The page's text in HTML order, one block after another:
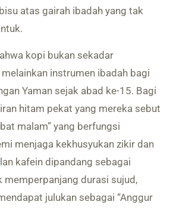
atas gairah ibadah yang tak
kopi bukan sekadar
instrumen ibadah bagi
Yaman sejak abad ke-15. Bagi
hitam pekat yang mereka sebut
malam” yang berfungsi
menjaga kekhusyukan zikir dan
kafein dipandang sebagai
memperpanjang durasi sujud,
julukan sebagai “Anggur